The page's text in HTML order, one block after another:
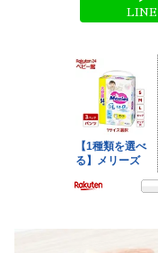
LINE